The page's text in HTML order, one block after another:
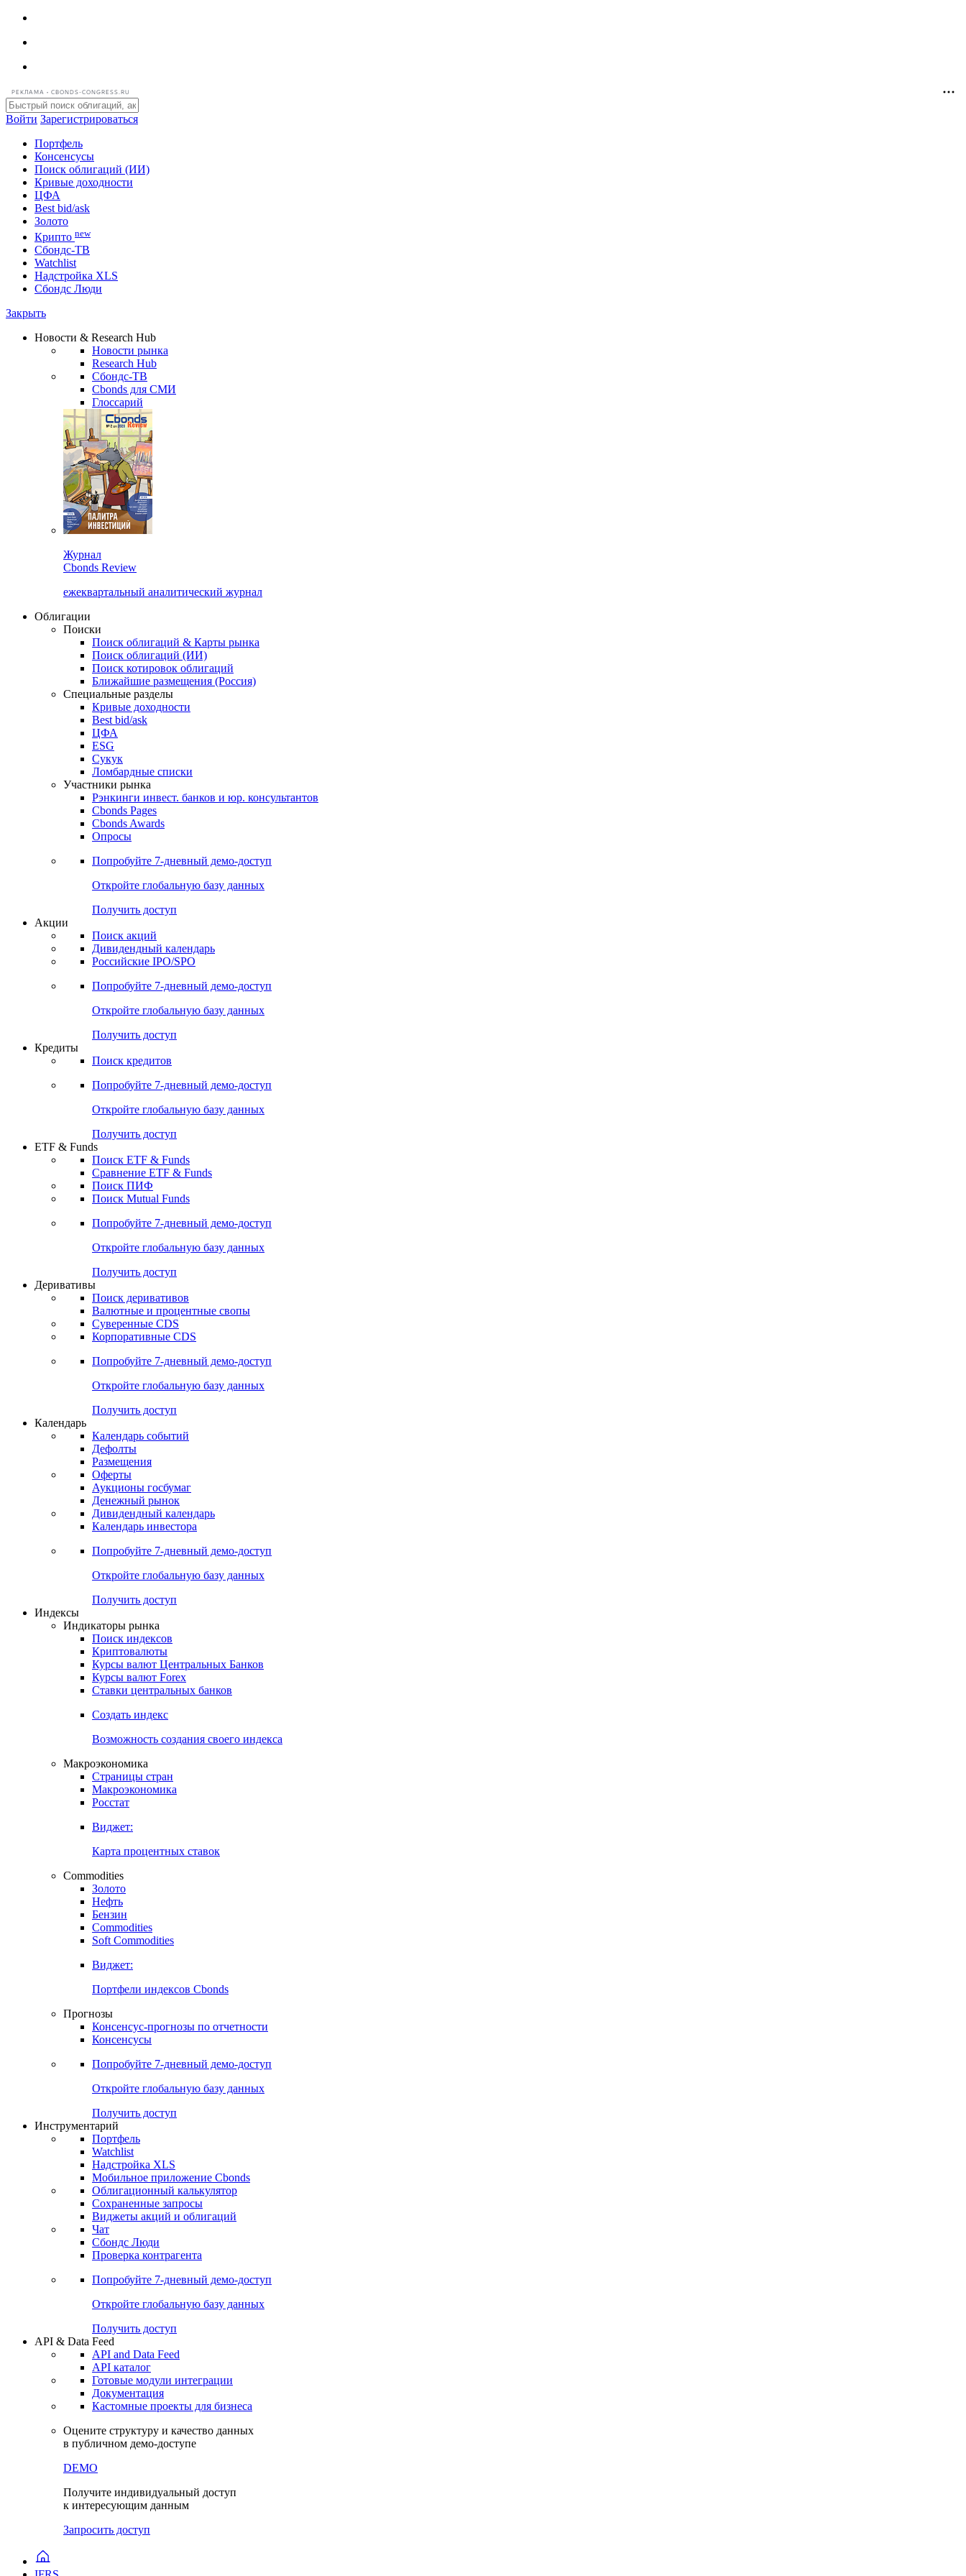
РЕКЛАМА • CBONDS-CONGRESS.RU
Войти Зарегистрироваться
Портфель
Консенсусы
Поиск облигаций (ИИ)
Кривые доходности
ЦФА
Best bid/ask
Золото
Криптоnew
Сбондс-ТВ
Надстройка XLS
Сбондс Люди
Новости & Research Hub
Новости рынка
Research Hub
Сбондс-ТВ
Cbonds для СМИ
Глоссарий
Журнал
Cbonds Review
ежеквартальный аналитический журнал
Облигации
Поиски
Поиск облигаций & Карты рынка
Поиск облигаций (ИИ)
Поиск котировок облигаций
Ближайшие размещения (Россия)
Специальные разделы
Кривые доходности
Best bid/ask
ЦФА
ESG
Сукук
Ломбардные списки
Участники рынка
Рэнкинги инвест. банков и юр. консультантов
Cbonds Pages
Cbonds Awards
Опросы
Попробуйте7-дневный
Откройте глобальную базу данных
Получить доступ
Акции
Поиск акций
Дивидендный календарь
Российские IPO/SPO
Попробуйте7-дневный
Откройте глобальную базу данных
Получить доступ
Кредиты
Поиск кредитов
Попробуйте7-дневный
Откройте глобальную базу данных
Получить доступ
ETF & Funds
Поиск ETF & Funds
Сравнение ETF & Funds
Поиск ПИФ
Поиск Mutual Funds
Попробуйте7-дневный
Откройте глобальную базу данных
Получить доступ
Деривативы
Поиск деривативов
Валютные и процентные свопы
Суверенные CDS
Корпоративные CDS
Попробуйте7-дневный
Откройте глобальную базу данных
Получить доступ
Календарь
Календарь событий
Дефолты
Размещения
Оферты
Аукционы госбумаг
Денежный рынок
Дивидендный календарь
Календарь инвестора
Попробуйте7-дневный
Получить доступ
Индикаторы рынка
Поиск индексов
Криптовалюты
Курсы валют Центральных Банков
Курсы валют Forex
Ставки центральных банков
Создать индекс
Возможность создания своего индекса
Макроэкономика
Страницы стран
Макроэкономика
Росстат
Виджет:
Карта процентных ставок
Commodities
Золото
Нефть
Бензин
Commodities
Soft Commodities
Виджет:
Портфели индексов Cbonds
Прогнозы
Консенсус-прогнозы по отчетности
Консенсусы
Попробуйте7-дневный
Откройте глобальную базу данных
Получить доступ
Инструментарий
Портфель
Watchlist
Надстройка XLS
Мобильное приложение Cbonds
Облигационный калькулятор
Сохраненные запросы
Виджеты акций и облигаций
Чат
Сбондс Люди
Проверка контрагента
Попробуйте7-дневный
Откройте глобальную базу данных
Получить доступ
API & Data Feed
API and Data Feed
API каталог
Документация
Кастомные проекты для бизнеса
Оцените структуру и качество данных
в публичном демо-доступе
DEMO
Получите индивидуальный доступ